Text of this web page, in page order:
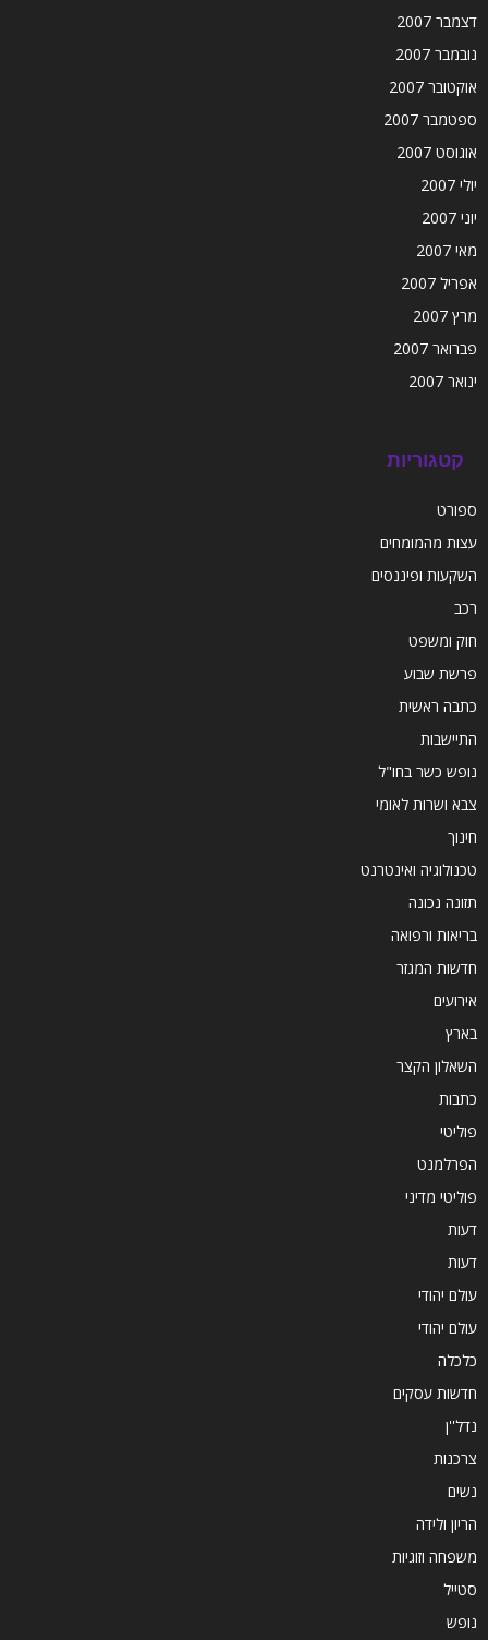
דצמבר 2007
נובמבר 2007
אוקטובר 2007
ספטמבר 2007
אוגוסט 2007
יולי 2007
יוני 2007
מאי 2007
אפריל 2007
מרץ 2007
פברואר 2007
ינואר 2007
קטגוריות
ספורט
עצות מהמומחים
השקעות ופיננסים
רכב
חוק ומשפט
פרשת שבוע
כתבה ראשית
התיישבות
נופש כשר בחו"ל
צבא ושרות לאומי
חינוך
טכנולוגיה ואינטרנט
תזונה נכונה
בריאות ורפואה
חדשות המגזר
אירועים
בארץ
השאלון הקצר
כתבות
פוליטי
הפרלמנט
פוליטי מדיני
דעות
דעות
עולם יהודי
עולם יהודי
כלכלה
חדשות עסקים
נדל''ן
צרכנות
נשים
הריון ולידה
משפחה וזוגיות
סטייל
נופש